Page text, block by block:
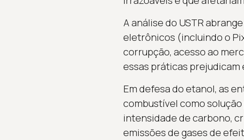
A análise do USTR
eletrônicos (incluindo o
corrupção, acesso ao
essas práticas
Em defesa do etanol, as
combustível como
intensidade de carbono,
emissões de gases de